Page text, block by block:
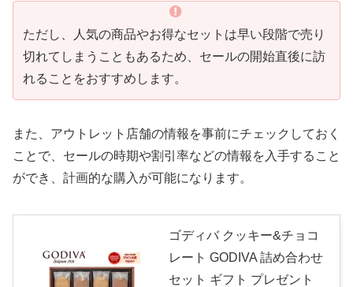
ただし、人気の商品やお得なセットは早い段階で売り
切れてしまうこともあるため、セールの開始直後に訪
れることをおすすめします。
また、アウトレット店舗の情報を事前にチェックしておく
ことで、セールの時期や割引率などの情報を入手すること
ができ、計画的な購入が可能になります。
ゴディバ クッキー&チョコ
レート GODIVA 詰め合わせ
セット ギフト プレゼント